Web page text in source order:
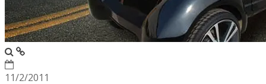
11/2/2011